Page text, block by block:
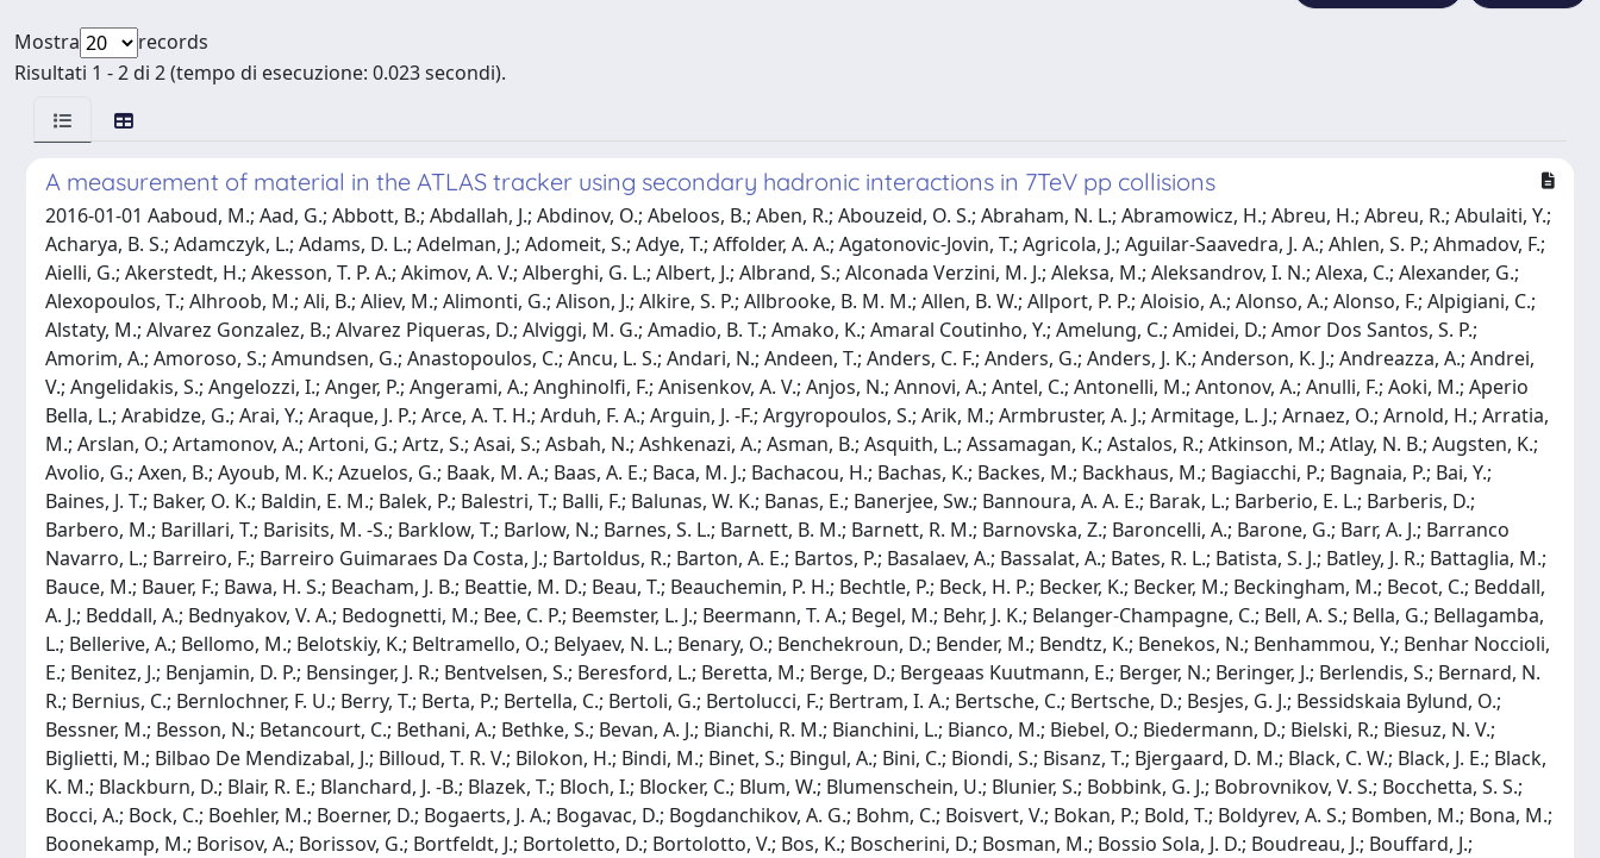
Mostra
records
Risultati 1 - 2 di 2 (tempo di esecuzione: 0.023 secondi).
A measurement of material in the ATLAS tracker using secondary hadronic interactions in 7TeV pp collisions
2016-01-01 Aaboud, M.; Aad, G.; Abbott, B.; Abdallah, J.; Abdinov, O.; Abeloos, B.; Aben, R.; Abouzeid, O. S.; Abraham, N. L.; Abramowicz, H.; Abreu, H.; Abreu, R.; Abulaiti, Y.; Acharya, B. S.; Adamczyk, L.; Adams, D. L.; Adelman, J.; Adomeit, S.; Adye, T.; Affolder, A. A.; Agatonovic-Jovin, T.; Agricola, J.; Aguilar-Saavedra, J. A.; Ahlen, S. P.; Ahmadov, F.; Aielli, G.; Akerstedt, H.; Akesson, T. P. A.; Akimov, A. V.; Alberghi, G. L.; Albert, J.; Albrand, S.; Alconada Verzini, M. J.; Aleksa, M.; Aleksandrov, I. N.; Alexa, C.; Alexander, G.; Alexopoulos, T.; Alhroob, M.; Ali, B.; Aliev, M.; Alimonti, G.; Alison, J.; Alkire, S. P.; Allbrooke, B. M. M.; Allen, B. W.; Allport, P. P.; Aloisio, A.; Alonso, A.; Alonso, F.; Alpigiani, C.; Alstaty, M.; Alvarez Gonzalez, B.; Alvarez Piqueras, D.; Alviggi, M. G.; Amadio, B. T.; Amako, K.; Amaral Coutinho, Y.; Amelung, C.; Amidei, D.; Amor Dos Santos, S. P.; Amorim, A.; Amoroso, S.; Amundsen, G.; Anastopoulos, C.; Ancu, L. S.; Andari, N.; Andeen, T.; Anders, C. F.; Anders, G.; Anders, J. K.; Anderson, K. J.; Andreazza, A.; Andrei, V.; Angelidakis, S.; Angelozzi, I.; Anger, P.; Angerami, A.; Anghinolfi, F.; Anisenkov, A. V.; Anjos, N.; Annovi, A.; Antel, C.; Antonelli, M.; Antonov, A.; Anulli, F.; Aoki, M.; Aperio Bella, L.; Arabidze, G.; Arai, Y.; Araque, J. P.; Arce, A. T. H.; Arduh, F. A.; Arguin, J. -F.; Argyropoulos, S.; Arik, M.; Armbruster, A. J.; Armitage, L. J.; Arnaez, O.; Arnold, H.; Arratia, M.; Arslan, O.; Artamonov, A.; Artoni, G.; Artz, S.; Asai, S.; Asbah, N.; Ashkenazi, A.; Asman, B.; Asquith, L.; Assamagan, K.; Astalos, R.; Atkinson, M.; Atlay, N. B.; Augsten, K.; Avolio, G.; Axen, B.; Ayoub, M. K.; Azuelos, G.; Baak, M. A.; Baas, A. E.; Baca, M. J.; Bachacou, H.; Bachas, K.; Backes, M.; Backhaus, M.; Bagiacchi, P.; Bagnaia, P.; Bai, Y.; Baines, J. T.; Baker, O. K.; Baldin, E. M.; Balek, P.; Balestri, T.; Balli, F.; Balunas, W. K.; Banas, E.; Banerjee, Sw.; Bannoura, A. A. E.; Barak, L.; Barberio, E. L.; Barberis, D.; Barbero, M.; Barillari, T.; Barisits, M. -S.; Barklow, T.; Barlow, N.; Barnes, S. L.; Barnett, B. M.; Barnett, R. M.; Barnovska, Z.; Baroncelli, A.; Barone, G.; Barr, A. J.; Barranco Navarro, L.; Barreiro, F.; Barreiro Guimaraes Da Costa, J.; Bartoldus, R.; Barton, A. E.; Bartos, P.; Basalaev, A.; Bassalat, A.; Bates, R. L.; Batista, S. J.; Batley, J. R.; Battaglia, M.; Bauce, M.; Bauer, F.; Bawa, H. S.; Beacham, J. B.; Beattie, M. D.; Beau, T.; Beauchemin, P. H.; Bechtle, P.; Beck, H. P.; Becker, K.; Becker, M.; Beckingham, M.; Becot, C.; Beddall, A. J.; Beddall, A.; Bednyakov, V. A.; Bedognetti, M.; Bee, C. P.; Beemster, L. J.; Beermann, T. A.; Begel, M.; Behr, J. K.; Belanger-Champagne, C.; Bell, A. S.; Bella, G.; Bellagamba, L.; Bellerive, A.; Bellomo, M.; Belotskiy, K.; Beltramello, O.; Belyaev, N. L.; Benary, O.; Benchekroun, D.; Bender, M.; Bendtz, K.; Benekos, N.; Benhammou, Y.; Benhar Noccioli, E.; Benitez, J.; Benjamin, D. P.; Bensinger, J. R.; Bentvelsen, S.; Beresford, L.; Beretta, M.; Berge, D.; Bergeaas Kuutmann, E.; Berger, N.; Beringer, J.; Berlendis, S.; Bernard, N. R.; Bernius, C.; Bernlochner, F. U.; Berry, T.; Berta, P.; Bertella, C.; Bertoli, G.; Bertolucci, F.; Bertram, I. A.; Bertsche, C.; Bertsche, D.; Besjes, G. J.; Bessidskaia Bylund, O.; Bessner, M.; Besson, N.; Betancourt, C.; Bethani, A.; Bethke, S.; Bevan, A. J.; Bianchi, R. M.; Bianchini, L.; Bianco, M.; Biebel, O.; Biedermann, D.; Bielski, R.; Biesuz, N. V.; Biglietti, M.; Bilbao De Mendizabal, J.; Billoud, T. R. V.; Bilokon, H.; Bindi, M.; Binet, S.; Bingul, A.; Bini, C.; Biondi, S.; Bisanz, T.; Bjergaard, D. M.; Black, C. W.; Black, J. E.; Black, K. M.; Blackburn, D.; Blair, R. E.; Blanchard, J. -B.; Blazek, T.; Bloch, I.; Blocker, C.; Blum, W.; Blumenschein, U.; Blunier, S.; Bobbink, G. J.; Bobrovnikov, V. S.; Bocchetta, S. S.; Bocci, A.; Bock, C.; Boehler, M.; Boerner, D.; Bogaerts, J. A.; Bogavac, D.; Bogdanchikov, A. G.; Bohm, C.; Boisvert, V.; Bokan, P.; Bold, T.; Boldyrev, A. S.; Bomben, M.; Bona, M.; Boonekamp, M.; Borisov, A.; Borissov, G.; Bortfeldt, J.; Bortoletto, D.; Bortolotto, V.; Bos, K.; Boscherini, D.; Bosman, M.; Bossio Sola, J. D.; Boudreau, J.; Bouffard, J.; Bouhova-Thacker, E. V.; Boumediene, D.; Bourdarios, C.; Boutle, S. K.; Boveia, A.; Boyd, J.; Boyko, I. R.; Bracinik, J.; Brandt, A.; Brandt, G.; Brandt, O.; Bratzler, U.; Brau, B.; Brau, J. E.; Braun, H. M.; Breaden Madden, W. D.; Brendlinger, K.; Brennan, A. J.; Brenner, L.; Brenner, R.; Bressler, S.; Bristow, T. M.; Britton, D.; Britzger, D.; Brochu, F. M.; Brock, I.; Brock, R.; Brooijmans, G.; Brooks, T.; Brooks, W. K.; Brosamer, J.; Brost, E.; Broughton, J. H.; Bruckman De Renstrom, P. A.; Bruncko, D.; Bruneliere, R.; Bruni, A.; Bruni, G.; Bruni, L. S.; Brunt, B. H.; Bruschi, M.; Bruscino, N.; Bryant, P.; Bryngemark, L.; Buanes, T.; Buat, Q.; Buchholz, P.; Buckley, A. G.; Budagov, I. A.; Buehrer, F.; Bugge, M. K.; Bulekov, O.; Bullock, D.; Burckhart, H.; Burdin, S.; Burgard, C. D.; Burghgrave, B.; Burka, K.; Burke, S.; Burmeister, I.; Burr, J. T. P.; Busato, E.; Buscher, D.; Buscher, V.; Bussey, P.; Butler, J. M.; Buttar, C. M.; Butterworth, J. M.; Butti, P.; Buttinger, W.; Buzatu, A.; Buzykaev, A. R.; Cabrera Urban, S.; Caforio, D.; Cairo, V. M.; Cakir, O.; Calace, N.; Calafiura, P.; Calandri, A.; Calderini, G.; Calfayan, P.; Callea, G.; Caloba, L. P.; Calvente Lopez, S.; Calvet, D.; Calvet, S.; Calvet, T. P.; Camacho Toro, R.; Camarda, S.; Camarri, P.; Cameron, D.; Caminal Armadans, R.; Camincher, C.; Campana, S.; Campanelli, M.; Camplani, A.; Campoverde, A.; Canale, V.; Canepa, A.; Cano Bret, M.; Cantero, J.; Cantrill, R.; Cao, T.; Capeans Garrido, M. D. M.; Caprini, I.; Caprini, M.; Capua, M.; Caputo, R.; Carbone, R. M.; Cardarelli, R.; Cardillo, F.; Carli, I.; Carli, T.; Carlino, G.; Carminati, L.; Caron, S.; Carquin, E.; Carrillo-Montoya, G. D.; Carter, J. R.; Carvalho, J.; Casadei, D.; Casado, M. P.; Casolino, M.; Casper, D. W.; Castaneda-Miranda, E.; Castelijn, R.; Castelli, A.; Castillo Gimenez, V.; Castro, N. F.; Catinaccio, A.; Catmore, J. R.; Cattai, A.; Caudron, J.; Cavaliere, V.; Cavallaro, E.; Cavalli, D.; Cavalli-Sforza, M.; Cavasinni, V.; Ceradini, F.; Cerda Alberich, L.; Cerio, B. C.; Cerqueira, A. S.; Cerri, A.; Cerrito, L.; Cerutti, F.; Cerv, M.; Cervelli, A.; Cetin, S. A.; Chafaq, A.; Chakraborty, D.; Chan, S. K.; Chan, Y. L.; Chang, P.; Chapman, J. D.; Charlton, D. G.; Chatterjee, A.; Chau, C. C.; Chavez Barajas, C. A.; Che, S.; Cheatham, S.; Chegwidden, A.; Chekanov, S.; Chekulaev, S. V.; Chelkov, G. A.; Chelstowska, M. A.; Chen, C.; Chen, H.; Chen, K.; Chen, S.; Chen, S.; Chen, X.; Chen, Y.; Cheng, H. C.; Cheng, H. J.; Cheng, Y.; Cheplakov, A.; Cheremushkina, E.; Cherkaoui El Moursli, R.; Chernyatin, V.; Cheu, E.; Chevalier, L.; Chiarella, V.; Chiarelli, G.; Chiodini, G.; Chisholm, A. S.; Chitan, A.; Chizhov, M. V.; Choi, K.; Chomont, A. R.; Chouridou, S.; Chow, B. K. B.; Christodoulou, V.; Chromek-Burckhart, D.; Chudoba, J.; Chuinard, A. J.; Chwastowski, J. J.; Chytka, L.; Ciapetti, G.; Ciftci, A. K.; Cinca, D.; Cindro, V.; Cioara, I. A.; Ciocca, C.; Ciocio, A.; Cirotto, F.; Citron, Z. H.; Citterio, M.; Ciubancan, M.; Clark, A.; Clark, B. L.; Clark, M. R.; Clark, P. J.; Clarke, R. N.; Clement, C.; Coadou, Y.; Cobal, M.; Coccaro, A.; Cochran, J.; Colasurdo, L.; Cole, B.; Colijn, A. P.; Collot, J.; Colombo, T.; Compostella, G.; Conde Muino, P.; Coniavitis, E.; Connell, S. H.; Connelly, I. A.; Consorti, V.; Constantinescu, S.; Conti, G.; Conventi, F.; Cooke, M.; Cooper, B. D.; Cooper-Sarkar, A. M.; Cormier, K. J. R.; Cornelissen, T.; Corradi, M.; Corriveau, F.; Corso-Radu, A.; Cortes-Gonzalez, A.; Cortiana, G.; Costa, G.; Costa, M. J.; Costanzo, D.; Cottin, G.; Cowan, G.; Cox, B. E.; Cranmer, K.; Crawley, S. J.; Cree, G.; Crepe-Renaudin, S.; Crescioli, F.; Cribbs, W. A.; Crispin Ortuzar, M.; Cristinziani, M.; Croft, V.; Crosetti, G.; Cueto, A.; Cuhadar Donszelmann, T.; Cummings, J.; Curatolo, M.; Cuth, J.; Czirr, H.; Czodrowski, P.; D'Amen, G.; D'Auria, S.; D'Onofrio, M.; Da Cunha Sargedas De Sousa, M. J.; Da Via, C.; Dabrowski, W.; Dado, T.; Dai, T.; Dale, O.; Dallaire, F.; Dallapiccola, C.; Dam, M.; Dandoy, J. R.; Dang, N. P.; Daniells, A. C.; Dann, N. S.; Danninger, M.; Dano Hoffmann, M.; Dao, V.; Darbo, G.; Darmora, S.; Dassoulas, J.; Dattagupta, A.; Davey, W.; David, C.; Davidek, T.; Davies, M.; Davison, P.; Dawe, E.; Dawson, I.; Daya-Ishmukhametova, R. K.; De, K.; De Asmundis, R.; De Benedetti, A.; De Castro, S.; De Cecco, S.; De Groot, N.; De Jong, P.; De La Torre, H.; De Lorenzi, F.; De Maria, A.; De Pedis, D.; De Salvo, A.; De Sanctis, U.; De Santo, A.; De Vivie De Regie, J. B.; Dearnaley, W. J.; Debbe, R.; Debenedetti, C.; Dedovich, D. V.; Dehghanian, N.; Deigaard, I.; Del Gaudio, M.; Del Peso, J.; Del Prete, T.; Delgove, D.; Deliot, F.; Delitzsch, C. M.; Dell'Acqua, A.; Dell'Asta, L.; Dell'Orso, M.; Della Pietra, M.; Della Volpe, D.; Delmastro, M.; Delsart, P. A.; Demarco, D. A.; Demers, S.; Demichev, M.; Demilly, A.; Denisov, S. P.; Denysiuk, D.; Derendarz, D.; Derkaoui, J. E.; Derue, F.; Dervan, P.; Desch, K.; Deterre, C.; Dette, K.; Deviveiros, P. O.; Dewhurst, A.; Dhaliwal, S.; Di Ciaccio, A.; Di Ciaccio, L.; Di Clemente, W. K.; Di Donato, C.; Di Girolamo, A.; Di Girolamo, B.; Di Micco, B.; Di Nardo, R.; Di Simone, A.; Di Sipio, R.; Di Valentino, D.; Diaconu, C.; Diamond, M.; Dias, F. A.; Diaz, M. A.; Diehl, E. B.; Dietrich, J.; Diglio, S.; Dimitrievska, A.; Dingfelder, J.; Dita, P.; Dita, S.; Dittus, F.; Djama, F.; Djobava, T.; Djuvsland, J. I.; Do Vale, M. A. B.; Dobos, D.; Dobre, M.; Doglioni, C.; Dolejsi, J.; Dolezal, Z.; Donadelli, M.; Donati, S.; Dondero, P.; Donini, J.; Dopke, J.; Doria, A.; Dova, M. T.; Doyle, A. T.; Drechsler, E.; Dris, M.; Du, Y.; Duarte-Campderros, J.; Duchovni, E.; Duckeck, G.; Ducu, O. A.; Duda, D.; Dudarev, A.; Dudder, A. Chr.; Duffield, E. M.; Duflot, L.; Duhrssen, M.; Dumancic, M.; Dunford, M.; Duran Yildiz,